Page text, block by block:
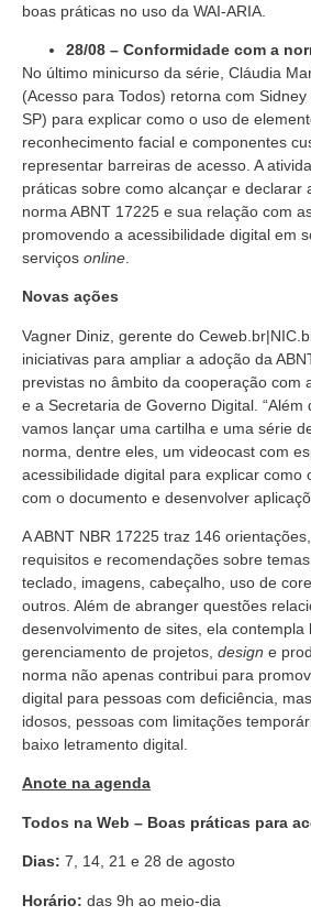
boas práticas no uso da WAI-ARIA.
28/08 – Conformidade com a
No último minicurso da série, Cláudia
(Acesso para Todos) retorna com
SP) para explicar como o uso de
reconhecimento facial e componentes
representar barreiras de acesso. A
práticas sobre como alcançar e declarar
norma ABNT 17225 e sua relação com
promovendo a acessibilidade digital em
serviços online
Novas ações
Vagner Diniz, gerente do
iniciativas para ampliar a adoção da
previstas no âmbito da cooperação com
e a Secretaria de Governo Digital. “Além
vamos lançar uma cartilha e uma série
norma, dentre eles, um videocast com
acessibilidade digital para explicar como
com o documento e desenvolver
A ABNT NBR 17225 traz 146
requisitos e recomendações sobre
teclado, imagens, cabeçalho, uso de
outros. Além de abranger questões
desenvolvimento de sites, ela contempla
gerenciamento de projetos, design e
norma não apenas contribui para
digital para pessoas com deficiência,
idosos, pessoas com limitações
baixo letramento digital.
Anote na agenda
Todos na Web – Boas práticas para
Dias: 7, 14, 21 e 28 de agosto
Horário: das 9h ao meio-dia